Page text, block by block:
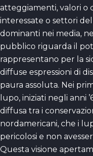
atteggiamenti, valori o
interessate o settori
dominanti nei media,
pubblico riguarda il
rappresentano per la
diffuse espressioni di
paura assoluta. Nei
lupo, iniziati negli anni
diffusa tra i
nordamericani, che i
pericolosi e non
Questa visione